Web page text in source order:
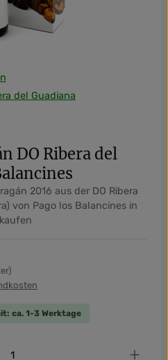
von 0 von 5 Sternen
del Guadiana
DO Ribera del
2016 aus der DO Ribera
von Pago los Balancines in
ca. 1-3 Werktage
gewünschten Wert